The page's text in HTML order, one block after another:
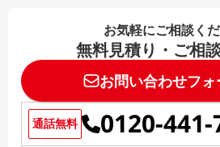
お気軽にご相談くだ
無料見積り・ご相
お問い合わせフォ
通話無料 0120-441-